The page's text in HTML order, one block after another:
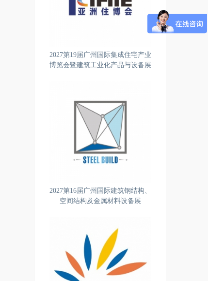
2027第19届广州国际集成住宅产业
博览会暨建筑工业化产品与设备展
2027第16届广州国际建筑钢结构、
空间结构及金属材料设备展